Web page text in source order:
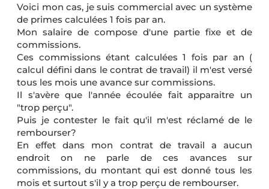
Voici mon cas, je suis commercial avec un système
de primes calculées 1 fois par an.
Mon salaire de compose d'une partie fixe et de
commissions.
Ces commissions étant calculées 1 fois par an (
calcul défini dans le contrat de travail) il m'est versé
tous les mois une avance sur commissions.
Il s'avère que l'année écoulée fait apparaitre un
"trop perçu".
Puis je contester le fait qu'il m'est réclamé de le
rembourser?
En effet dans mon contrat de travail a aucun
endroit on ne parle de ces avances sur
commissions, du montant qui est donné tous les
mois et surtout s'il y a trop perçu de rembourser.